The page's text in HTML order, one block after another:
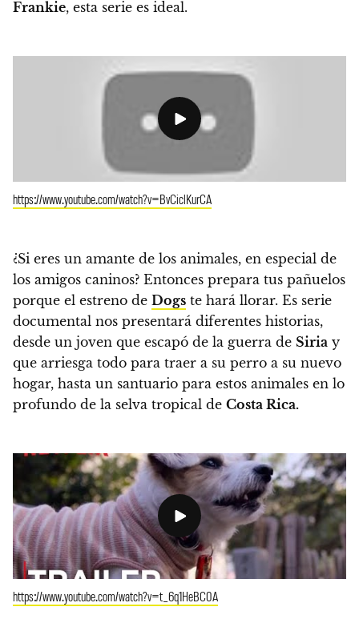
Frankie, esta serie es ideal.
https://www.youtube.com/watch?v=BvCiclKurCA
¿Si eres un amante de los animales, en especial de
los amigos caninos? Entonces prepara tus pañuelos
porque el estreno de Dogs te hará llorar. Es serie
documental nos presentará diferentes historias,
desde un joven que escapó de la guerra de Siria y
que arriesga todo para traer a su perro a su nuevo
hogar, hasta un santuario para estos animales en lo
profundo de la selva tropical de Costa Rica.
https://www.youtube.com/watch?v=t_6q1HeBC0A